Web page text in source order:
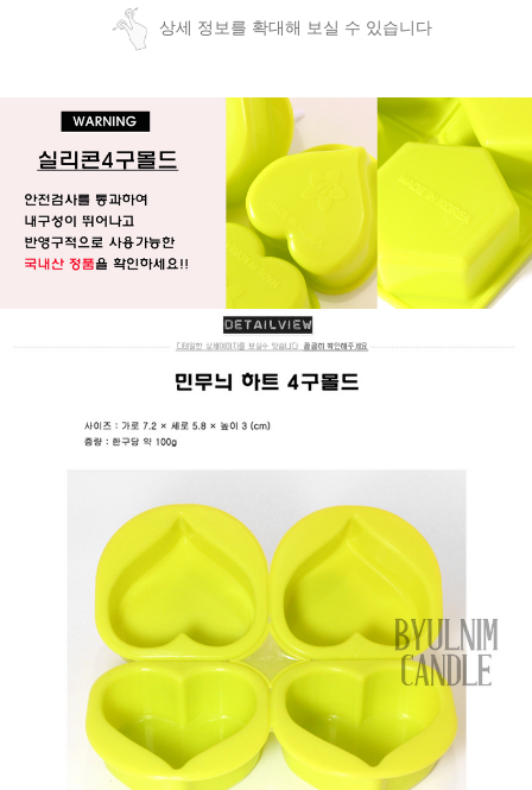
상세 정보를 확대해 보실 수 있습니다